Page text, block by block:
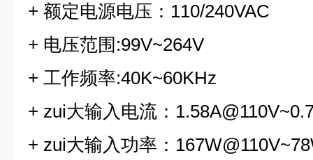
+ 额定电源电压：110/240VAC
+ 电压范围:99V~264V
+ 工作频率:40K~60KHz
+ zui大输入电流：
+ zui大输入功率：